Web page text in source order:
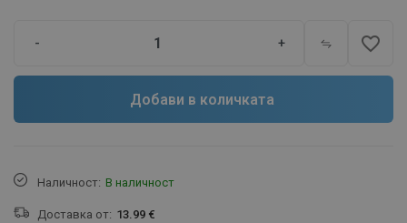
- + favorite_border
Добави в количката
Наличност: В наличност
Доставка от: 13.99 €